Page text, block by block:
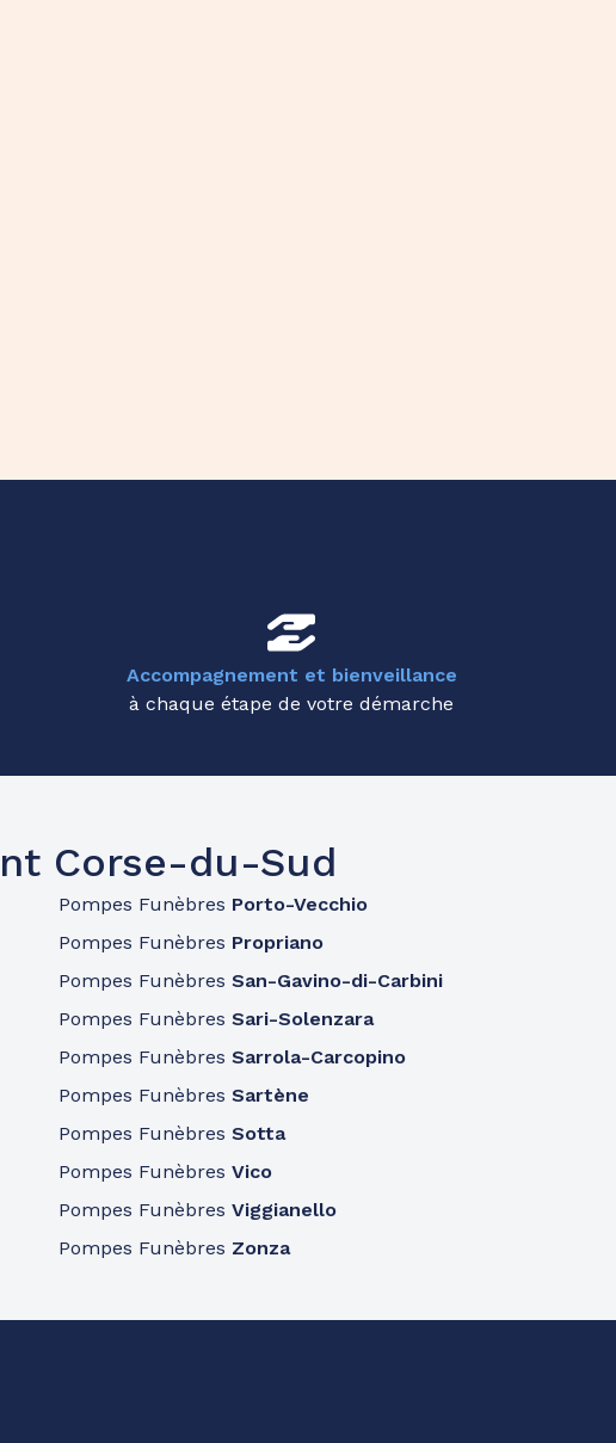
Accompagnement et bienveillance
à chaque étape de votre démarche
Corse-du-Sud
Pompes Funèbres Porto-Vecchio
Pompes Funèbres Propriano
Pompes FunèbresSan-Gavino-di-Carbini
Pompes FunèbresSari-Solenzara
Pompes FunèbresSarrola-Carcopino
Pompes FunèbresSartène
Pompes FunèbresSotta
Pompes FunèbresVico
Pompes FunèbresViggianello
Pompes Funèbres Zonza